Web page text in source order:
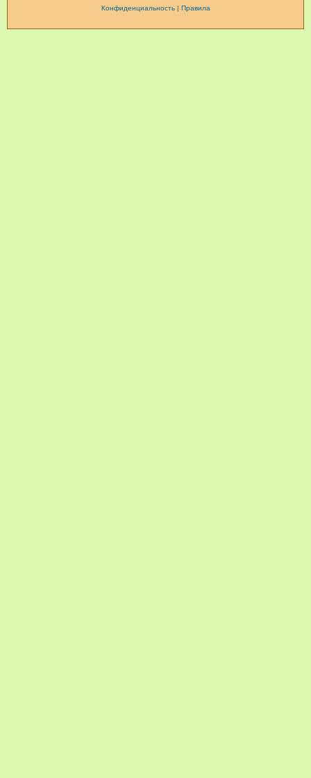
Конфиденциальность| Правила